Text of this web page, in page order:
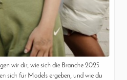
wir dir, wie sich die Branche 2025
sich für Models ergeben, und wie du